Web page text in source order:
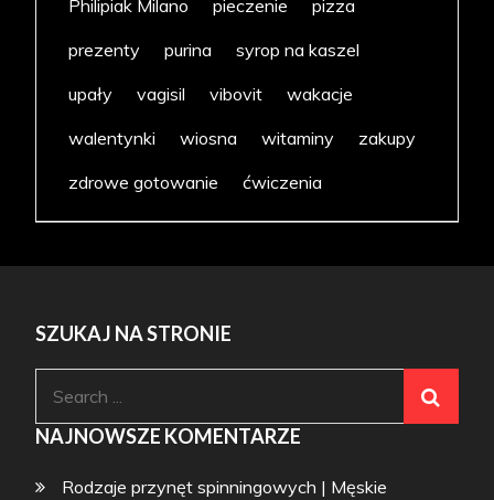
Philipiak Milano pieczenie
pizza
prezenty
purina
syrop na kaszel
upały
vagisil vibovit
wakacje
walentynki
wiosna witaminy
zakupy
zdrowe gotowanie
ćwiczenia
SZUKAJ NA STRONIE
NAJNOWSZE KOMENTARZE
Rodzaje przynęt spinningowych | Męskie